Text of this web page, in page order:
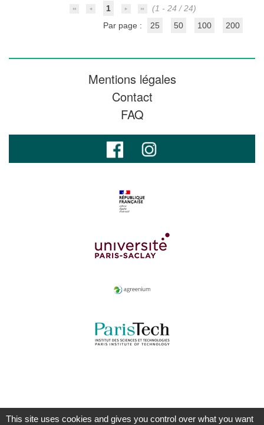
1
(1 - 24 / 24)
Par page :
25 50 100 200
Mentions légales
Contact
FAQ
This site uses cookies and gives you control over what you want